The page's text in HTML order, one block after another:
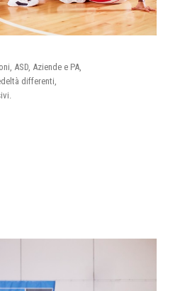
ASD, Aziende e PA,
differenti,